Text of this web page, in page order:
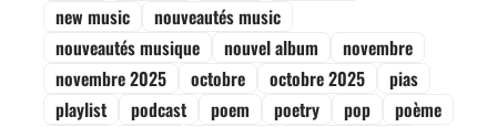
new music
nouveautés music
nouveautés musique
nouvel album
novembre
novembre 2025
octobre octobre 2025
pias
playlist
podcast poem poetry pop
poème